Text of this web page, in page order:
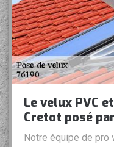
Le velux PVC
Cretot posé
Notre équipe de pro